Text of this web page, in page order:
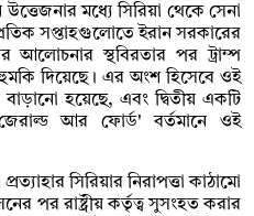
উত্তেজনার মধ্যে সিরিয়া থেকে সেনা
সপ্তাহগুলোতে ইরান সরকারের
আলোচনার স্থবিরতার পর ট্রাম্প
দিয়েছে। এর অংশ হিসেবে ওই
হয়েছে, এবং দ্বিতীয় একটি
আর ফোর্ড' বর্তমানে ওই
সিরিয়ার নিরাপত্তা কাঠামো
পর রাষ্ট্রীয় কর্তৃত্ব সুসংহত করার